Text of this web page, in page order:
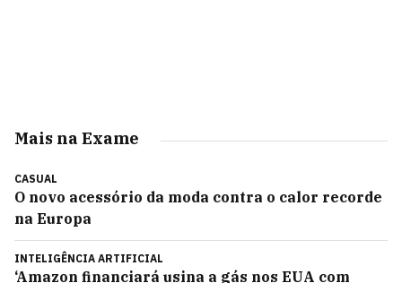
Mais na Exame
CASUAL
O novo acessório da moda contra o calor recorde
na Europa
INTELIGÊNCIA ARTIFICIAL
‘Amazon financiará usina a gás nos EUA com